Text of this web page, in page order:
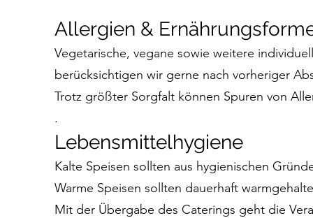
Allergien &
Vegetarische, vegane sowie weitere
berücksichtigen wir gerne nach vorheriger
Trotz größter Sorgfalt können Spuren von
.
Lebensmittelhygiene
Kalte Speisen sollten aus hygienischen
Warme Speisen sollten dauerhaft
Mit der Übergabe des Caterings geht die